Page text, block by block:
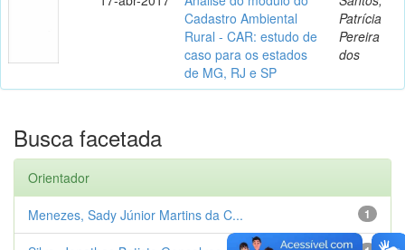
Cadastro Ambiental
Rural - CAR: estudo de
caso para os estados
de MG, RJ e SP
Patrícia
Pereira
dos
Busca facetada
Orientador
1
Menezes, Sady Júnior Martins da C...